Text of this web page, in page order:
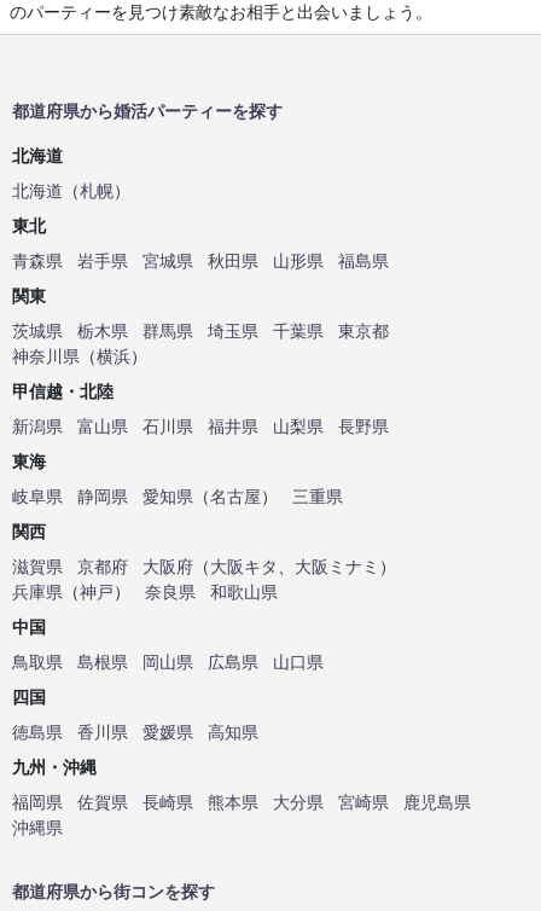
のパーティーを見つけ素敵なお相手と出会いましょう。
都道府県から婚活パーティーを探す
北海道
北海道 （札幌）
東北
青森県
岩手県 宮城県 秋田県 山形県
福島県
関東
茨城県
栃木県 群馬県 埼玉県 千葉県
東京都
神奈川県 （横浜）
甲信越・北陸
新潟県
富山県 石川県 福井県 山梨県
長野県
東海
岐阜県
静岡県 愛知県 （名古屋）
三重県
関西
滋賀県
京都府 大阪府 （大阪キタ 大阪ミナミ ）
兵庫県 （神戸） 奈良県
和歌山県
中国
鳥取県
島根県 岡山県 広島県
山口県
四国
徳島県
香川県 愛媛県
高知県
九州・沖縄
福岡県
佐賀県 長崎県 熊本県 大分県 宮崎県
鹿児島県
沖縄県
都道府県から街コンを探す